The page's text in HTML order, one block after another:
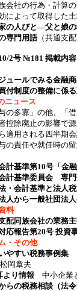
会社の行為・計算
によって取得した土
の人びと―父と娘
専門用語（共通支
2号 №181 掲載内
ュールでみる金融
付制度の整備に係る
ニュース
の多寡」の他、「
控除廃止の影響で
適用される四半期
の責任や就任時の
計基準第10号「金
計基準委員会 専
法・会計基準と法
人から一般社団法
料
配同族会社の業務
応報告第20号 投
・その他
やすい税務事例集
岡章夫
り情報 中小企業
らの税務相談（法